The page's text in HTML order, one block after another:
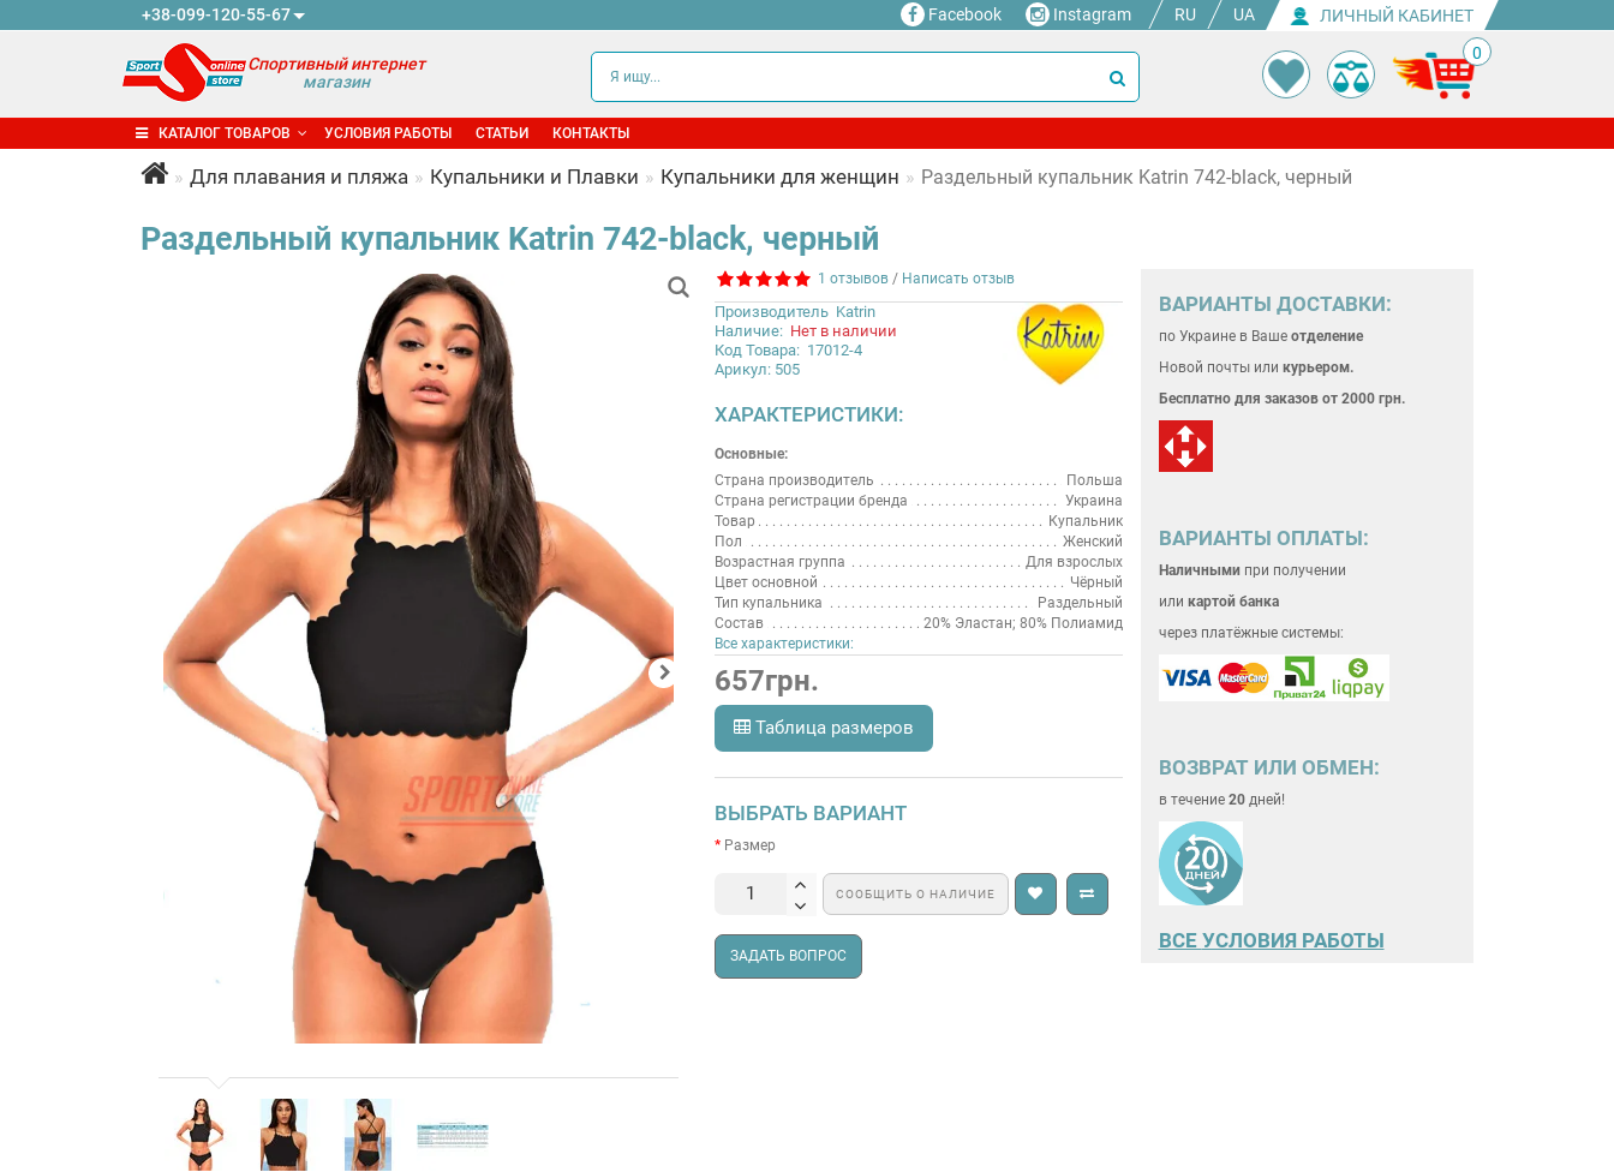
+38-099-120-55-67 Facebook Instagram RU UA ЛИЧНЫЙ КАБИНЕТ
Спортивный интернет
магазин
0
КАТАЛОГ ТОВАРОВ УСЛОВИЯ РАБОТЫ СТАТЬИ КОНТАКТЫ
Для плавания и пляжа Купальники и Плавки Купальники для женщин Раздельный купальник Katrin 742-black, черный
Раздельный купальник Katrin 742-black, черный
1 отзывов / Написать отзыв
Производитель Katrin
Наличие: Нет в наличии
Код Товара: 17012-4
Арикул: 505
ХАРАКТЕРИСТИКИ:
Основные:
Страна производитель
Польша
Страна регистрации бренда
Украина
Товар
Купальник
Пол
Женский
Возрастная группа
Для взрослых
Цвет основной
Чёрный
Тип купальника
Раздельный
Состав
20% Эластан; 80% Полиамид
Все характеристики:
657грн.
Таблица размеров
ВЫБРАТЬ ВАРИАНТ
Размер
СООБЩИТЬ О НАЛИЧИЕ
ЗАДАТЬ ВОПРОС
ВАРИАНТЫ ДОСТАВКИ:
по Украине в Ваше отделение
Новой почты или курьером.
Бесплатно для заказов от 2000 грн.
ВАРИАНТЫ ОПЛАТЫ:
Наличнымипри получении
или картой банка
через платёжные системы:
ВОЗВРАТ ИЛИ ОБМЕН:
в течение 20дней!
ВСЕ УСЛОВИЯ РАБОТЫ